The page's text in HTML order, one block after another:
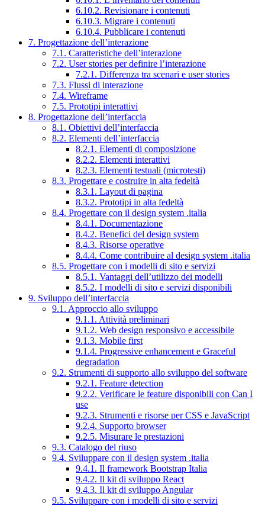
6.10.2. Revisionare i contenuti
6.10.3. Migrare i contenuti
6.10.4. Pubblicare i contenuti
7. Progettazione dell’interazione
7.1. Caratteristiche dell’interazione
7.2. User stories per definire l’interazione
7.2.1. Differenza tra scenari e user stories
7.3. Flussi di interazione
7.4. Wireframe
7.5. Prototipi interattivi
8. Progettazione dell’interfaccia
8.1. Obiettivi dell’interfaccia
8.2. Elementi dell’interfaccia
8.2.1. Elementi di composizione
8.2.2. Elementi interattivi
8.2.3. Elementi testuali (microtesti)
8.3. Progettare e costruire in alta fedeltà
8.3.1. Layout di pagina
8.3.2. Prototipi in alta fedeltà
8.4. Progettare con il design system .italia
8.4.1. Documentazione
8.4.2. Benefici del design system
8.4.3. Risorse operative
8.4.4. Come contribuire al design system .italia
8.5. Progettare con i modelli di sito e servizi
8.5.1. Vantaggi dell’utilizzo dei modelli
8.5.2. I modelli di sito e servizi disponibili
9. Sviluppo dell’interfaccia
9.1. Approccio allo sviluppo
9.1.1. Attività preliminari
9.1.2. Web design responsivo e accessibile
9.1.3. Mobile first
9.1.4. Progressive enhancement e Graceful
degradation
9.2. Strumenti di supporto allo sviluppo del software
9.2.1. Feature detection
9.2.2. Verificare le feature disponibili con Can I
use
9.2.3. Strumenti e risorse per CSS e JavaScript
9.2.4. Supporto browser
9.2.5. Misurare le prestazioni
9.3. Catalogo del riuso
9.4. Sviluppare con il design system .italia
9.4.1. Il framework Bootstrap Italia
9.4.2. Il kit di sviluppo React
9.4.3. Il kit di sviluppo Angular
9.5. Sviluppare con i modelli di sito e servizi